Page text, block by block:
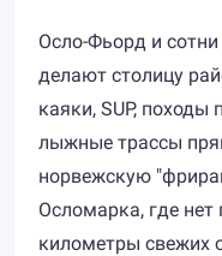
Осло-Фьорд и сотни
делают столицу
каяки, SUP,
лыжные трассы
норвежскую
Осломарка, где
километры свежих